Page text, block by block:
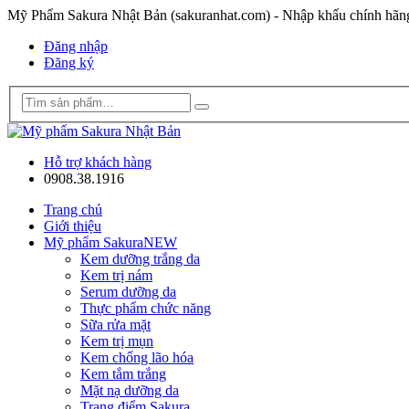
Mỹ Phẩm Sakura Nhật Bản (sakuranhat.com) - Nhập khẩu chính
Đăng nhập
Đăng ký
Hỗ trợ khách hàng
0908.38.1916
Trang chủ
Giới thiệu
Mỹ phẩm SakuraNEW
Kem dưỡng trắng da
Kem trị nám
Serum dưỡng da
Thực phẩm chức năng
Sữa rửa mặt
Kem trị mụn
Kem chống lão hóa
Kem tắm trắng
Mặt nạ dưỡng da